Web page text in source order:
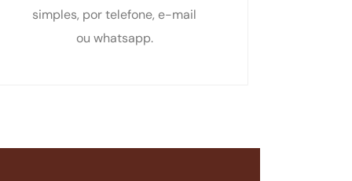
simples, por telefone, e-mail
ou whatsapp.